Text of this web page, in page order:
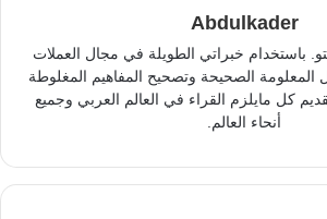
Abdulkader
باستخدام خبراتي الطويلة في مجال العملات
المعلومة الصحيحة وتصحيح المفاهيم المغلوطة
كل مايلزم القراء في العالم العربي وجميع
أنحاء العالم.